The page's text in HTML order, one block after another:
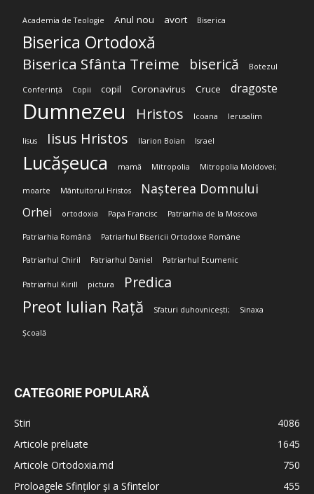
Academia de Teologie Anul nou avort Biserica
Biserica Ortodoxă
Biserica Sfânta Treime biserică Botezul
Conferință Copii copil Coronavirus Cruce dragoste
Dumnezeu Hristos Icoana Ierusalim
Iisus Iisus Hristos Ilarion Boian Israel
Lucășeuca mamă Mitropolia Mitropolia Moldovei;
moarte Mântuitorul Hristos Nașterea Domnului
Orhei ortodoxia Papa Francisc Patriarhia de la Moscova
Patriarhia Română Patriarhul Bisericii Ortodoxe Române
Patriarhul Chiril Patriarhul Daniel Patriarhul Ecumenic
Patriarhul Kirill pictura Predica
Preot Iulian Rață Sfaturi duhovnicești; Sinaxa
Școală
CATEGORIE POPULARĂ
Stiri
4086
Articole preluate
1645
Articole Ortodoxia.md
750
Proloagele Sfinților și a Sfintelor
455